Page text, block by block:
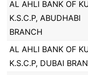
AL AHLI BANK OF
K.S.C.P, ABUDHABI
BRANCH
AL AHLI BANK OF
K.S.C.P, DUBAI